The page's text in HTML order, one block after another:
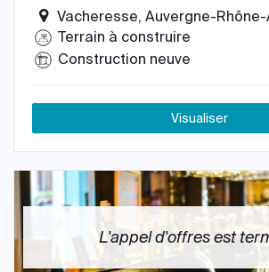
Vacheresse, Auvergne-
Terrain à construire
Construction neuve
Visualiser
L'appel d'offres est